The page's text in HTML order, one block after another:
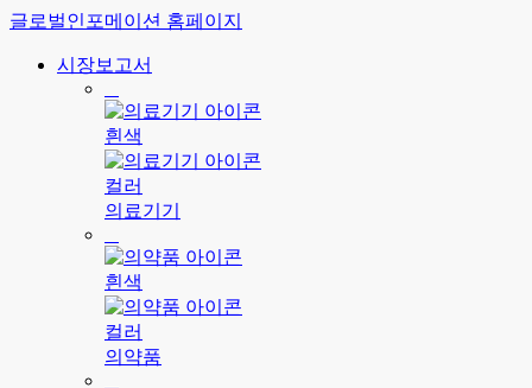
글로벌인포메이션 홈페이지
시장보고서
의료기기
의약품